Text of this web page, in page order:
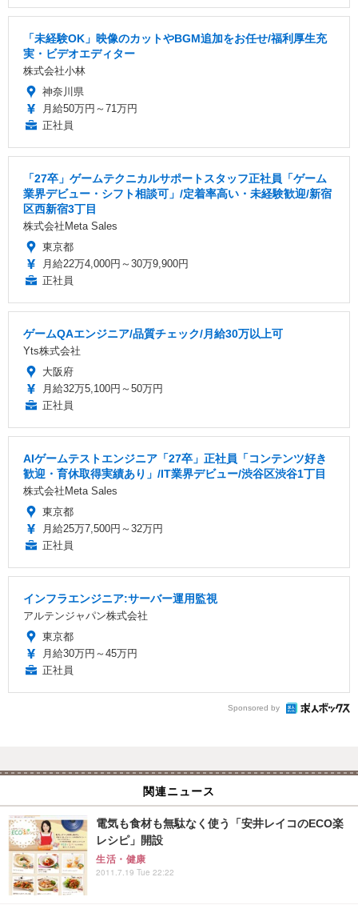
「未経験OK」映像のカットやBGM追加をお任せ/福利厚生充
実・ビデオエディター
株式会社小林
神奈川県
月給50万円～71万円
正社員
「27卒」ゲームテクニカルサポートスタッフ正社員「ゲーム
業界デビュー・シフト相談可」/定着率高い・未経験歓迎/新宿
区西新宿3丁目
株式会社Meta Sales
東京都
月給22万4,000円～30万9,900円
正社員
ゲームQAエンジニア/品質チェック/月給30万以上可
Yts株式会社
大阪府
月給32万5,100円～50万円
正社員
AIゲームテストエンジニア「27卒」正社員「コンテンツ好き
歓迎・育休取得実績あり」/IT業界デビュー/渋谷区渋谷1丁目
株式会社Meta Sales
東京都
月給25万7,500円～32万円
正社員
インフラエンジニア:サーバー運用監視
アルテンジャパン株式会社
東京都
月給30万円～45万円
正社員
Sponsored by
関連ニュース
電気も食材も無駄なく使う「安井レイコのECO楽
レシピ」開設
生活・健康
2011.7.19 Tue 22:22